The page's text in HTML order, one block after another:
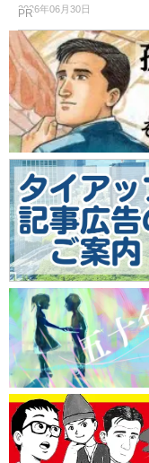
2026年06月30日
PR